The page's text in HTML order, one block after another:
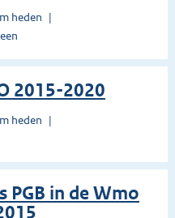
heden
2015-2020
heden
PGB in de Wmo